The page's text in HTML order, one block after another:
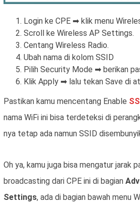
Login ke CPE ➡ klik menu
Scroll ke Wireless AP Settings.
Centang Wireless Radio.
Ubah nama di kolom SSID
Pilih Security Mode ➡ berikan
Klik Apply ➡ lalu tekan Save di
Pastikan kamu mencentang Enable
nama WiFi ini bisa terdeteksi di
nya tetap ada namun SSID
Oh ya, kamu juga bisa mengatur jarak
broadcasting dari CPE ini di bagian
Settings, ada di bagian bawah menu